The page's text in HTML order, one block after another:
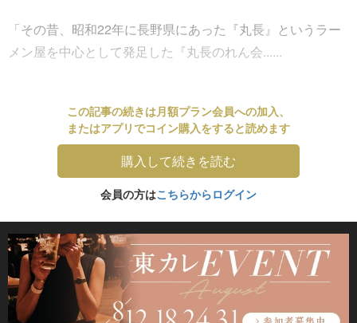
「その昔、昭和22年に長野県にあった『丸長』というラー
メン屋を中心として発足した『丸長のれん会......
この記事の続きは月額プラン会員への加入、
またはアプリでコイン購入をすると読めます
購入して続きを読む
会員の方はこちらからログイン